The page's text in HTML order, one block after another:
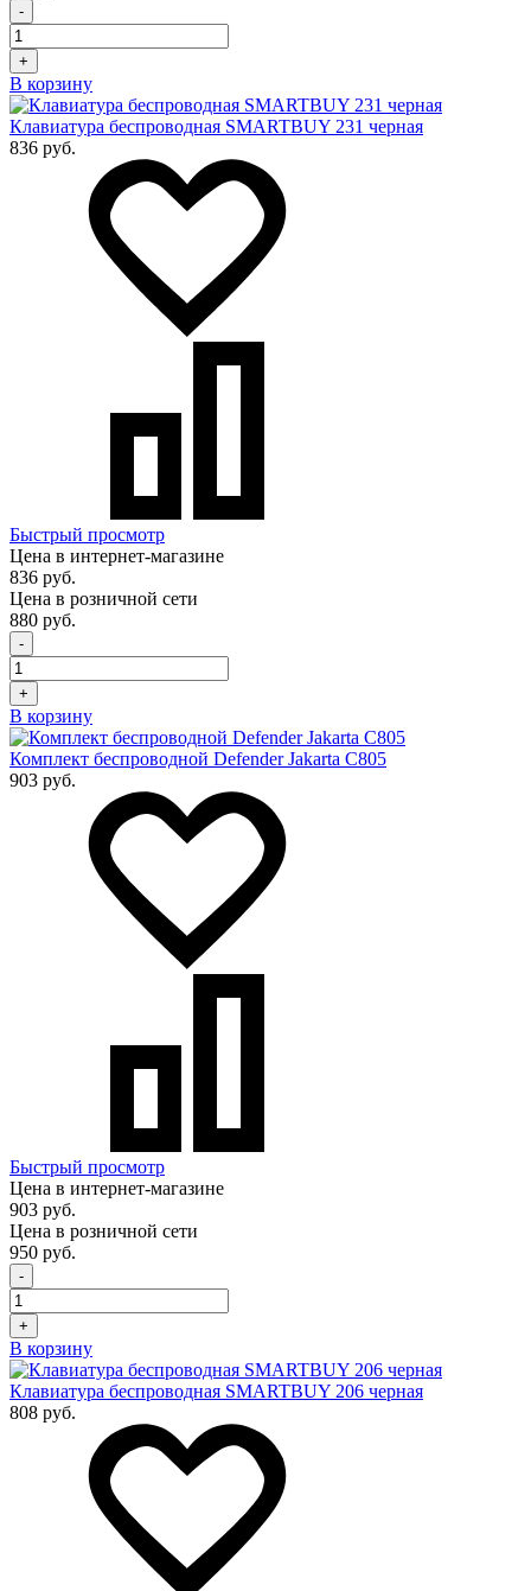
-
+
В корзину
Клавиатура беспроводная SMARTBUY 231 черная
836 руб.
Быстрый просмотр
Цена в интернет-магазине
836 руб.
Цена в розничной сети
880 руб.
-
+
В корзину
Комплект беспроводной Defender Jakarta C805
903 руб.
Быстрый просмотр
Цена в интернет-магазине
903 руб.
Цена в розничной сети
950 руб.
-
+
В корзину
Клавиатура беспроводная SMARTBUY 206 черная
808 руб.